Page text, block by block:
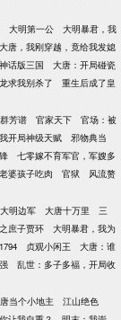
大明第一公
大明暴君，我
大唐，我刚穿越，竟给我发媳
神话版三国
大唐：开局碰瓷
求我别杀了
重生后成了皇
芳谱 官家天下
官场：被
开局神级天赋
邪物典当
七零嫁不育军官，军嫂多
婆孩子吃肉 官狱
风流赘
大明边军 大唐十万里
三
庶子贾环
大明暴君，我为
贞观小闲王
大唐：谁
乱世：多子多福，开局收
当个小地主
江山绝色